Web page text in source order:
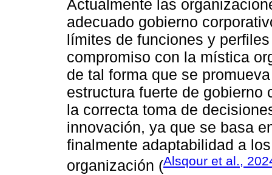
Actualmente las
adecuado gobierno
límites de funciones y
compromiso con la mística
de tal forma que se
estructura fuerte de gobierno
la correcta toma de
innovación, ya que se basa
finalmente adaptabilidad a
organización (Alsqour et al.,